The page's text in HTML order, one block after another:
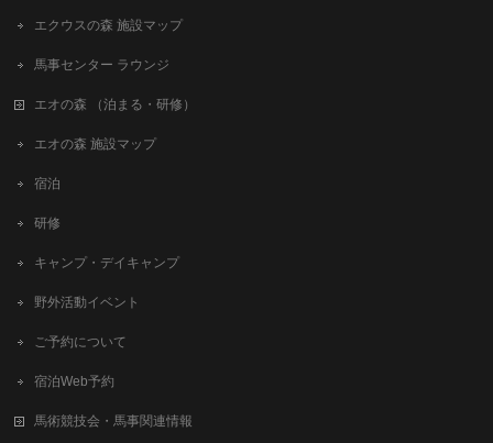
エクウスの森 施設マップ
馬事センター ラウンジ
エオの森 （泊まる・研修）
エオの森 施設マップ
宿泊
研修
キャンプ・デイキャンプ
野外活動イベント
ご予約について
宿泊Web予約
馬術競技会・馬事関連情報